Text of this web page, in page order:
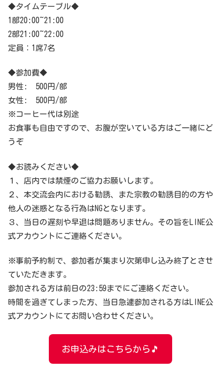
◆タイムテーブル◆
1部20:00~21:00
2部21:00~22:00
定員：1席7名
◆参加費◆
男性: 500円/部
女性: 500円/部
※コーヒー代は別途
お食事も自由ですので、お腹が空いている方はご一緒にど
うぞ
◆お読みください◆
１、店内では禁煙のご協力お願いします。
２、本交流会内における勧誘、また宗教の勧誘目的の方や
他人の迷惑となる行為はNGとなります。
３、当日の遅刻や早退は問題ありません。その旨をLINE公
式アカウントにご連絡ください。
※事前予約制で、参加者が集まり次第申し込み終了とさせ
ていただきます。
参加される方は前日の23:59までにご連絡ください。
時間を過ぎてしまった方、当日急遽参加される方はLINE公
式アカウントにてお問い合わせください。
お申込みはこちらから🎵